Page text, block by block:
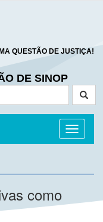
QUESTÃO DE JUSTIÇA!
DE SINOP
Toggle
como